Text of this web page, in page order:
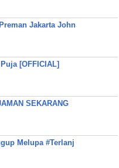
Jakarta John
[OFFICIAL]
SEKARANG
Melupa #Terlanj